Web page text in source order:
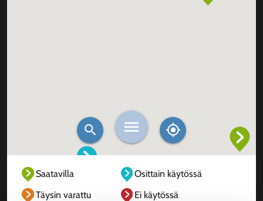
Saatavilla
Osittain käytössä
Täysin varattu
Ei käytössä